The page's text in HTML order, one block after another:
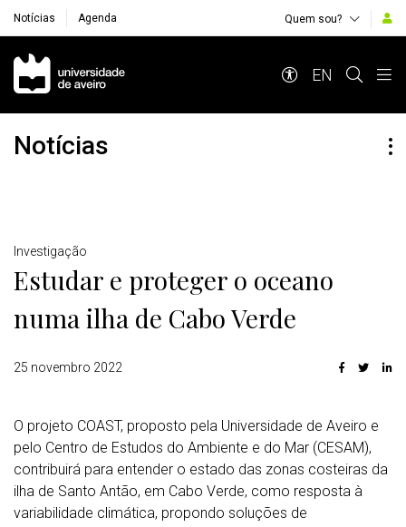
Notícias Agenda Quem sou?
Navegação Principal
EN
Notícias
Detalhes
Investigação
Estudar e proteger o oceano
numa ilha de Cabo Verde
25 novembro 2022
O projeto COAST, proposto pela Universidade de Aveiro e
pelo Centro de Estudos do Ambiente e do Mar (CESAM),
contribuirá para entender o estado das zonas costeiras da
ilha de Santo Antão, em Cabo Verde, como resposta à
variabilidade climática, propondo soluções de